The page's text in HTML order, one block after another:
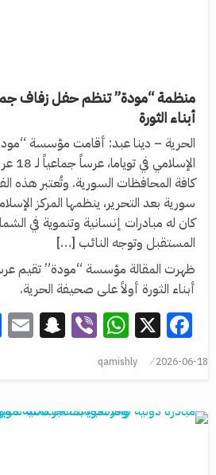
أبناء الثورة
الحرية – دينا عبد: أقامت مؤسسة
كافة المحافظات السورية. وتُعتبر هذه
سورية بعد التحرير، ينظمها المركز
كان له مبادرات إنسانية وتنموية في
المستقبل وتوجه النائب […]
أبناء الثورة أولاً على صحيفة الحرية.
Facebook
X
Viber
2026-06-18
qamishly